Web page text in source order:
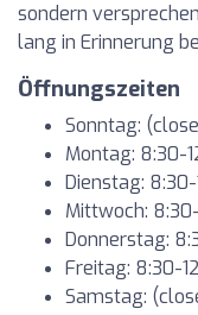
sondern
lang in Erinnerung
Öffnungszeiten
Sonntag:
Montag: 8:30-
Dienstag: 8:30-
Mittwoch: 8:30-
Donnerstag:
Freitag: 8:30-
Samstag: